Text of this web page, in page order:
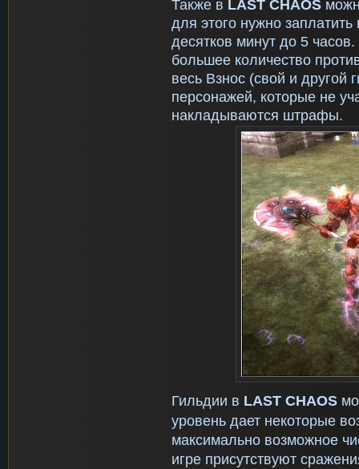
Также в LAST CHAOS
для этого нужно
десятков минут до 5
большее количество
весь Взнос (свой и другой
персонажей, которые не
накладываются штрафы.
Гильдии в LAST CHAOS
уровень дает некоторые
максимально возможное
игре присутствуют